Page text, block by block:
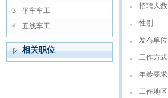
3
平车车工
4
五线车工
相关职位
招聘人数
性别
发布单位
工作方式
年龄要求
工作地区